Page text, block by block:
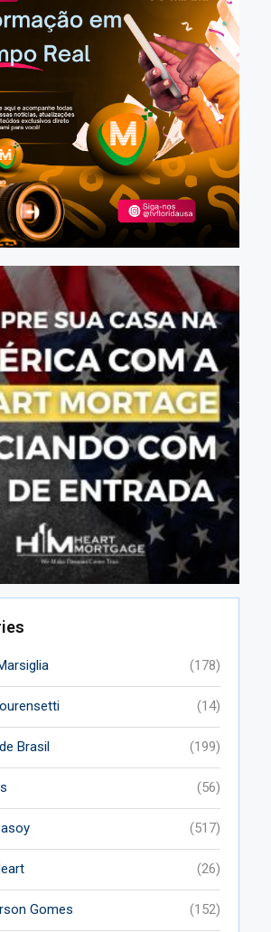
(178)
(14)
Brasil (199)
(56)
(517)
(26)
Gomes (152)